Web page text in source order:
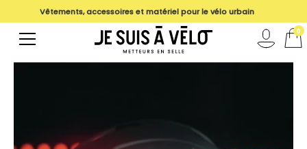
magasin
Vêtements, accessoires et matériel pour le vélo urbain
0